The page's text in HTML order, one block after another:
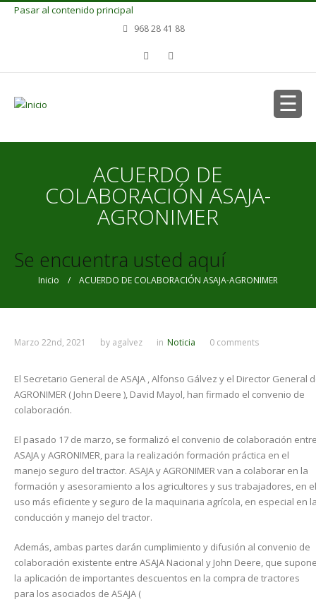
Pasar al contenido principal
968 28 41 88
ACUERDO DE
COLABORACIÓN ASAJA-
AGRONIMER
Se encuentra usted aquí
Inicio / ACUERDO DE COLABORACIÓN ASAJA-AGRONIMER
Marzo 22nd, 2021 by agalvez in Noticia 0 comments
El Secretario General de ASAJA , Alfonso Gálvez y el Director General
AGRONIMER ( John Deere ), David Mayol, han firmado el convenio de
colaboración.
El pasado 17 de marzo, se formalizó el convenio de colaboración
ASAJA y AGRONIMER, para la realización formación práctica en el
manejo seguro del tractor. ASAJA y AGRONIMER van a colaborar en la
formación y asesoramiento a los agricultores y sus trabajadores, en el
uso más eficiente y seguro de la maquinaria agrícola, en especial en
conducción y manejo del tractor.
Además, ambas partes darán cumplimiento y difusión al convenio de
colaboración existente entre ASAJA Nacional y John Deere, que
la aplicación de importantes descuentos en la compra de tractores
para los asociados de ASAJA (